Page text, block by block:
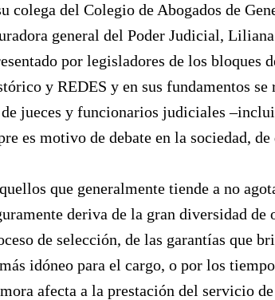
colega del Colegio de Abogados de
general del Poder Judicial,
por legisladores de los bloques
y REDES y en sus fundamentos se
jueces y funcionarios judiciales
es motivo de debate en la sociedad,
que generalmente tiende a no
deriva de la gran diversidad de
de selección, de las garantías que
idóneo para el cargo, o por los
afecta a la prestación del servicio